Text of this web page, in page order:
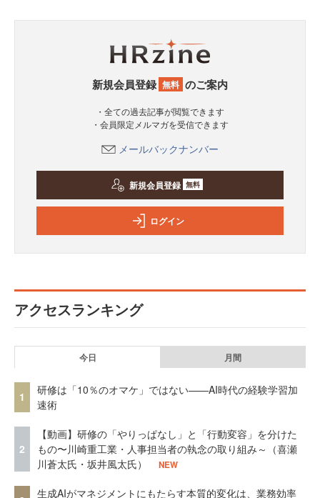
新規会員登録 無料 のご案内
・全ての過去記事が閲覧できます
・会員限定メルマガを受信できます
メールバックナンバー
新規会員登録 無料
ログイン
アクセスランキング
今日 月間
1
研修は「10％のオマケ」ではない——AI時代の経験学習加
速術
2
【動画】研修の「やりっぱなし」と「行動変容」を分けた
もの〜川崎重工業・人事担当者の執念の取り組み～（喜瀬
川蒼太氏・坂井風太氏）
NEW
生成AIがマネジメントにもたらす本質的変化は、業務効率